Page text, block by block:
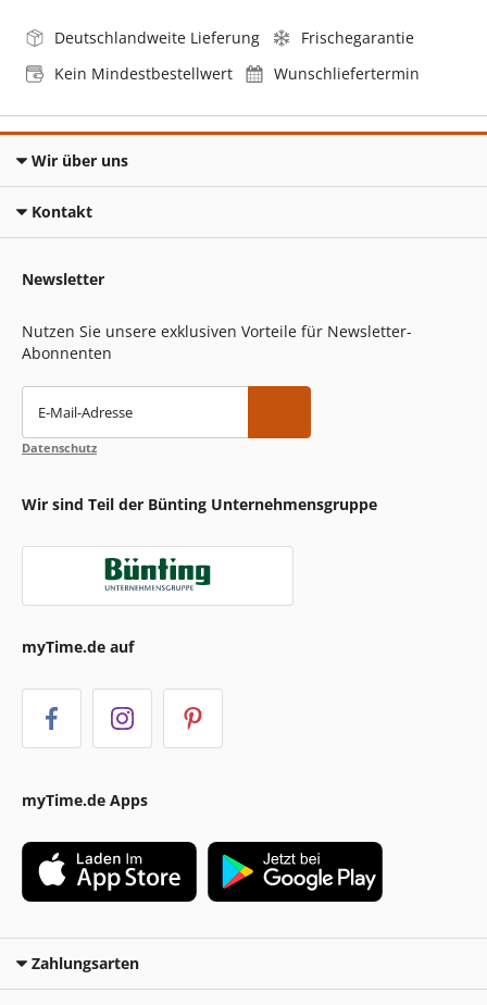
Deutschlandweite Lieferung
Frischegarantie
Kein Mindestbestellwert
Wunschliefertermin
Wir über uns
Kontakt
Newsletter
Nutzen Sie unsere exklusiven Vorteile für Newsletter-
Abonnenten
E-Mail-Adresse
Datenschutz
Wir sind Teil der Bünting Unternehmensgruppe
myTime.de auf
myTime.de Apps
Zahlungsarten